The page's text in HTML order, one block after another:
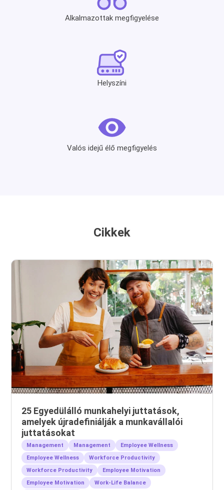
Alkalmazottak megfigyelése
Helyszíni
Valós idejű élő megfigyelés
Cikkek
25 Egyedülálló munkahelyi juttatások,
amelyek újradefiniálják a munkavállalói
juttatásokat
Management Management
Employee Wellness
Employee Wellness
Workforce Productivity
Workforce Productivity
Employee Motivation
Employee Motivation
Work-Life Balance